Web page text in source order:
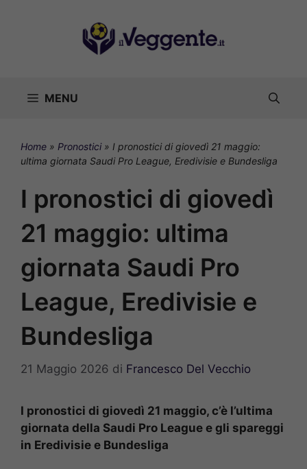
MENU
Home » Pronostici» I pronostici di giovedì 21 maggio:
ultima giornata Saudi Pro League, Eredivisie e Bundesliga
I pronostici di giovedì
21 maggio: ultima
giornata Saudi Pro
League, Eredivisie e
Bundesliga
21 Maggio 2026 di Francesco Del Vecchio
I pronostici di giovedì 21 maggio, c’è l’ultima
giornata della Saudi Pro League e gli spareggi
in Eredivisie e Bundesliga